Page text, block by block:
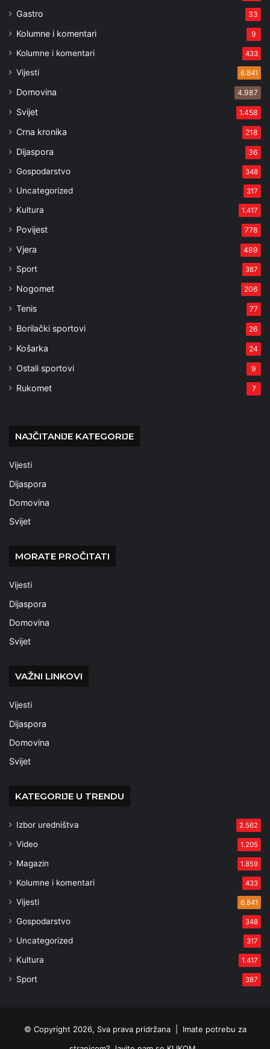
Gastro 33
Kolumne i komentari 9
Kolumne i komentari 433
Vijesti 6.841
Domovina 4.987
Svijet 1.458
Crna kronika 218
Dijaspora 36
Gospodarstvo 348
Uncategorized 317
Kultura 1.417
Povijest 778
Vjera 489
Sport 387
Nogomet 206
Tenis 77
Borilački sportovi 26
Košarka 24
Ostali sportovi 9
Rukomet 7
NAJČITANIJE KATEGORIJE
Vijesti
Dijaspora
Domovina
Svijet
MORATE PROČITATI
Vijesti
Dijaspora
Domovina
Svijet
VAŽNI LINKOVI
Vijesti
Dijaspora
Domovina
Svijet
KATEGORIJE U TRENDU
Izbor uredništva 2.562
Video 1.205
Magazin 1.859
Kolumne i komentari 433
Vijesti 6.841
Gospodarstvo 348
Uncategorized 317
Kultura 1.417
Sport 387
© Copyright 2026, Sva prava pridržana | Imate potrebu za